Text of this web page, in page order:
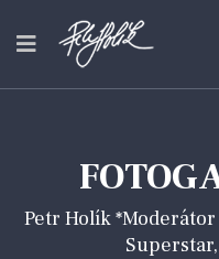
Petr Holík